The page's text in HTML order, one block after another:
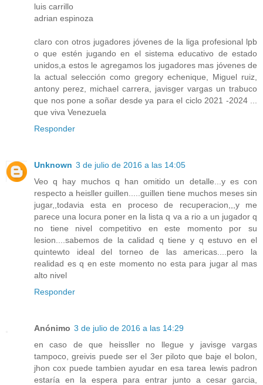
luis carrillo
adrian espinoza
claro con otros jugadores jóvenes de la liga profesional lpb
o que estén jugando en el sistema educativo de estado
unidos,a estos le agregamos los jugadores mas jóvenes de
la actual selección como gregory echenique, Miguel ruiz,
antony perez, michael carrera, javisger vargas un trabuco
que nos pone a soñar desde ya para el ciclo 2021 -2024 ...
que viva Venezuela
Responder
Unknown 3 de julio de 2016 a las 14:05
Veo q hay muchos q han omitido un detalle...y es con
respecto a heisller guillen.....guillen tiene muchos meses sin
jugar,,todavia esta en proceso de recuperacion,,,y me
parece una locura poner en la lista q va a rio a un jugador q
no tiene nivel competitivo en este momento por su
lesion....sabemos de la calidad q tiene y q estuvo en el
quintewto ideal del torneo de las americas....pero la
realidad es q en este momento no esta para jugar al mas
alto nivel
Responder
Anónimo 3 de julio de 2016 a las 14:29
en caso de que heissller no llegue y javisge vargas
tampoco, greivis puede ser el 3er piloto que baje el bolon,
jhon cox puede tambien ayudar en esa tarea lewis padron
estaría en la espera para entrar junto a cesar garcia,